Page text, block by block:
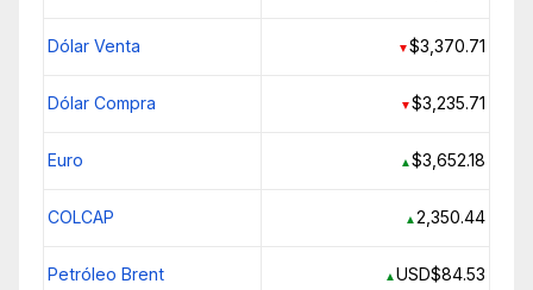
Dólar Venta ▼$3,370.71
Dólar Compra ▼$3,235.71
Euro ▲$3,652.18
COLCAP ▲2,350.44
Petróleo Brent ▲USD$84.53